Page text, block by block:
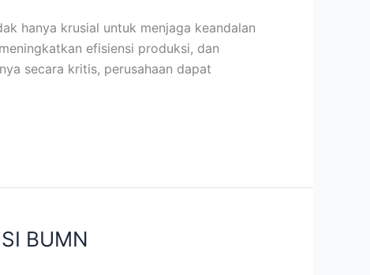
hanya krusial untuk menjaga keandalan
efisiensi produksi, dan
secara kritis, perusahaan dapat
BUMN